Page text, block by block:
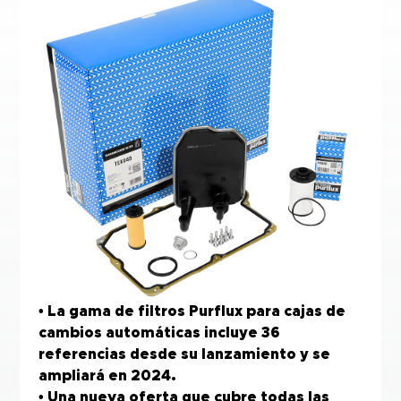
• La gama de filtros Purflux para cajas de
cambios automáticas incluye 36
referencias desde su lanzamiento y se
ampliará en 2024.
• Una nueva oferta que cubre todas las